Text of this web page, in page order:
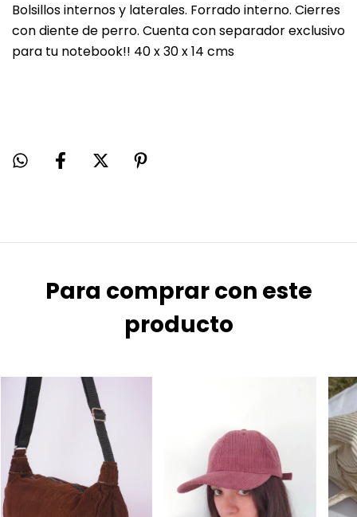
Bolsillos internos y laterales. Forrado interno. Cierres
con diente de perro. Cuenta con separador exclusivo
para tu notebook!! 40 x 30 x 14 cms
Para comprar con este
producto